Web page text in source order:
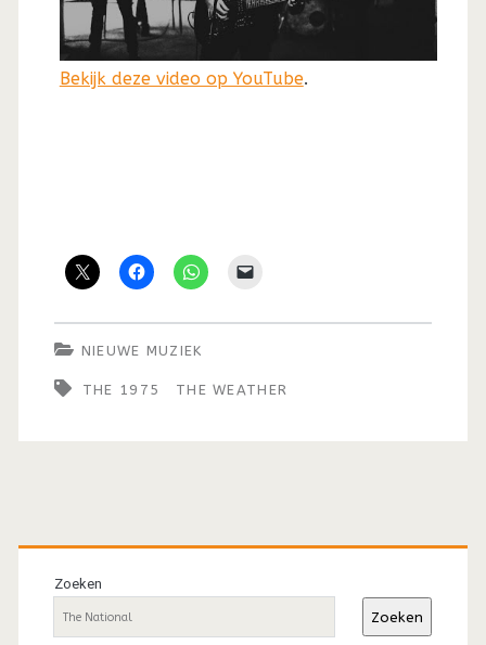
Bekijk deze video op YouTube.
NIEUWE MUZIEK
THE 1975 THE WEATHER
Primaire
sidebar
Zoeken
Zoeken